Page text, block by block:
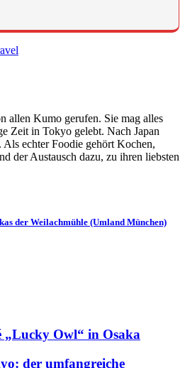
allen Kumo gerufen. Sie mag alles
Zeit in Tokyo gelebt. Nach Japan
Als echter Foodie gehört Kochen,
der Austausch dazu, zu ihren liebsten
der Weilachmühle (Umland München)
„Lucky Owl“ in Osaka
der umfangreiche